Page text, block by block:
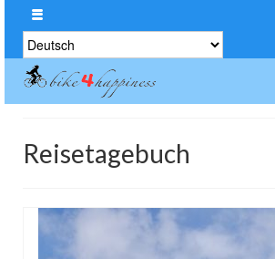
Sprache
auswählen
Reisetagebuch